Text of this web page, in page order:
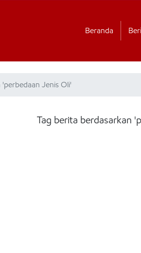
Beranda
Jenis Oli'
Tag berita berdasarkan